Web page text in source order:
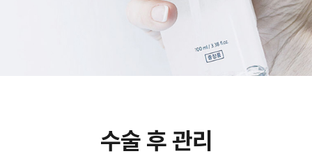
수술 후 관리